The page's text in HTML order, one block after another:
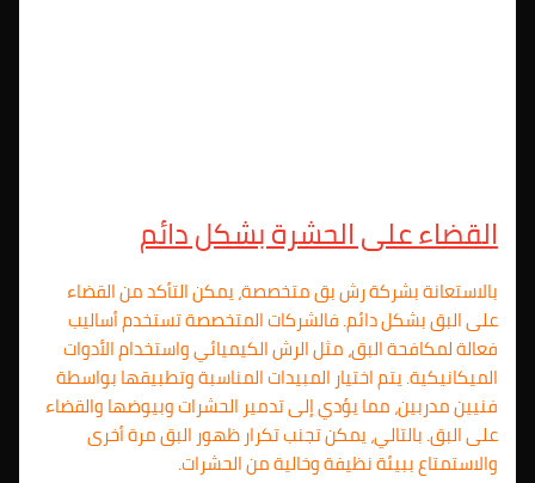
القضاء على الحشرة بشكل دائم
بالاستعانة بشركة رش بق متخصصة، يمكن التأكد من القضاء
على البق بشكل دائم. فالشركات المتخصصة تستخدم أساليب
فعالة لمكافحة البق، مثل الرش الكيميائي واستخدام الأدوات
الميكانيكية. يتم اختيار المبيدات المناسبة وتطبيقها بواسطة
فنيين مدربين، مما يؤدي إلى تدمير الحشرات وبيوضها والقضاء
على البق. بالتالي، يمكن تجنب تكرار ظهور البق مرة أخرى
والاستمتاع ببيئة نظيفة وخالية من الحشرات.